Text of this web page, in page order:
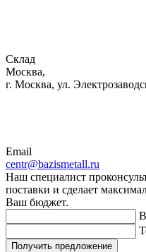
Склад
Москва,
г. Москва, ул.
Email
centr@bazismetall.ru
Наш специалист
поставки и сделает
Ваш бюджет.
Получить предложение